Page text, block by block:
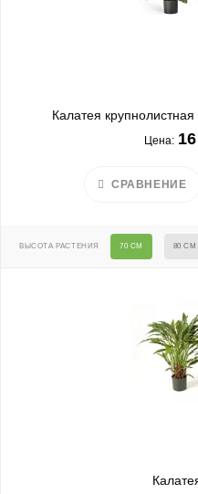
Калатея
Цена:
СРАВНЕНИЕ
ВЫСОТА РАСТЕНИЯ 70 СМ 80 СМ